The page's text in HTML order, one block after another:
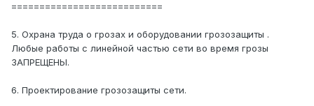
===========================
5. Охрана труда о грозах и оборудовании грозозащиты .
Любые работы с линейной частью сети во время грозы
ЗАПРЕЩЕНЫ.
6. Проектирование грозозащиты сети.